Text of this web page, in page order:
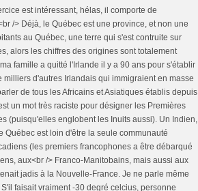
est intéressant, hélas, il comporte de
/> Déjà, le Québec est une province, et non une
au Québec, une terre qui s'est contruite sur
alors les chiffres des origines sont totalement
famille a quitté l'Irlande il y a 90 ans pour s'établir
d'autres Irlandais qui immigraient en masse
de tous les Africains et Asiatiques établis depuis
un mot très raciste pour désigner les Premières
(puisqu'elles englobent les Inuits aussi). Un Indien,
Québec est loin d'être la seule communauté
(les premiers francophones a être débarqué
aux<br /> Franco-Manitobains, mais aussi aux
jadis à la Nouvelle-France. Je ne parle même
faisait vraiment -30 degré celcius, personne